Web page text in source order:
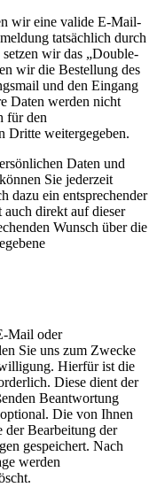
wir eine valide E-Mail-
tatsächlich durch
wir das „Double-
wir die Bestellung des
und den Eingang
Daten werden nicht
für den
Dritte weitergegeben.
Daten und
Sie jederzeit
dazu ein entsprechender
direkt auf dieser
Wunsch über die
Mail oder
Sie uns zum Zwecke
Hierfür ist die
Diese dient der
Beantwortung
Die von Ihnen
der Bearbeitung der
gespeichert. Nach
werden